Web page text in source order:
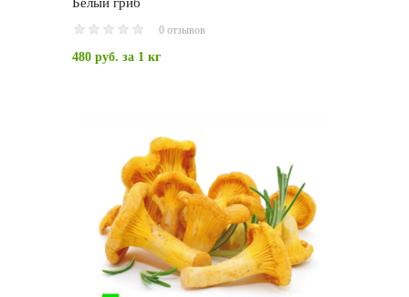
Белый гриб
0 отзывов
480 руб. за 1 кг